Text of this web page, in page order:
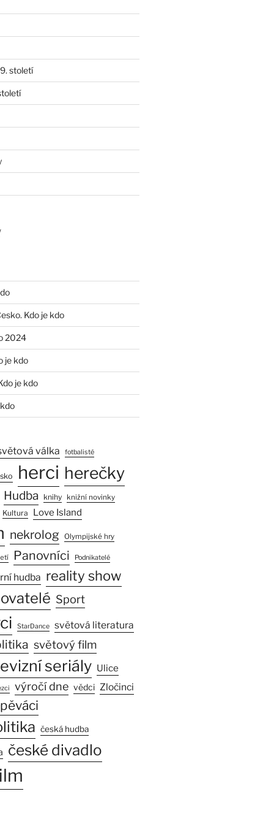
století
Kdo je kdo
2024
je kdo
je kdo
válka fotbalisté
herci herečky
Hudba knihy knižní novinky
Kultura Love Island
nekrolog Olympijské hry
Panovníci Podnikatelé
hudba reality show
Sport
StarDance světová literatura
světový film
seriály Ulice
výročí dne vědci Zločinci
česká hudba
české divadlo